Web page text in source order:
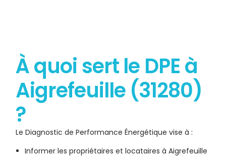
À quoi sert le DPE à
Aigrefeuille (31280)
?
Le Diagnostic de Performance Énergétique vise à :
Informer les propriétaires et locataires à Aigrefeuille